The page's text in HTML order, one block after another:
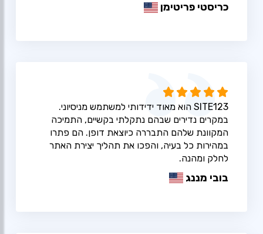
כריסטי פריטימן
SITE123 הוא מאוד ידידותי למשתמש מניסיוני.
במקרים נדירים שבהם נתקלתי בקשיים, התמיכה
המקוונת שלהם התבררה כיוצאת דופן. הם פתרו
במהירות כל בעיה, והפכו את תהליך יצירת האתר
לחלק ומהנה.
בובי מננג